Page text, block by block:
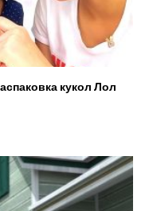
кукол Лол